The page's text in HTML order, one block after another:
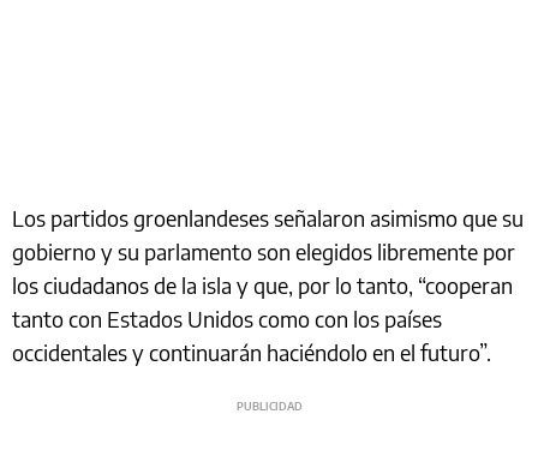
Los partidos groenlandeses señalaron asimismo que su
gobierno y su parlamento son elegidos libremente por
los ciudadanos de la isla y que, por lo tanto, “cooperan
tanto con Estados Unidos como con los países
occidentales y continuarán haciéndolo en el futuro”.